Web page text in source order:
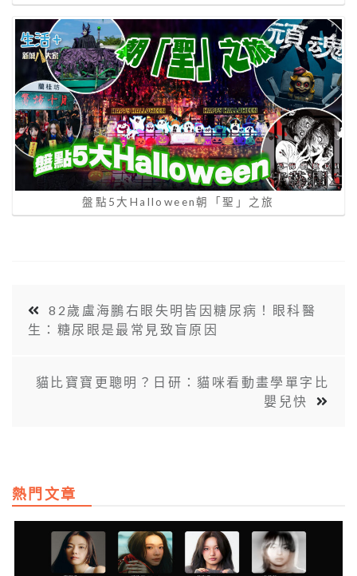
盤點5大Halloween朝「聖」之旅
82歲盧海鵬右眼失明皆因糖尿病！眼科醫
生：糖尿眼是最常見致盲原因
貓比寶寶更聰明？日研：貓咪看動畫學單字比
嬰兒快
熱門文章